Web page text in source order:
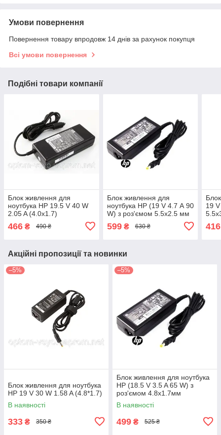
Умови повернення
Повернення товару впродовж 14 днів за рахунок покупця
Всі умови повернення
Подібні товари компанії
Блок живлення для
ноутбука HP 19.5 V 40 W
2.05 A (4.0x1.7)
466 ₴ 490 ₴
Блок живлення для
ноутбука HP (19 V 4.7 А 90
W) з роз'ємом 5.5х2.5 мм
599₴ 630 ₴
19
416
Акційні пропозиції та новинки
–5%
Блок живлення для ноутбука
HP 19 V 30 W 1.58 A (4.8*1.7)
В наявності
333 ₴ 350 ₴
–5%
Блок живлення для ноутбука
HP (18.5 V 3.5 A 65 W) з
роз'ємом 4.8х1.7мм
В наявності
499 ₴ 525 ₴